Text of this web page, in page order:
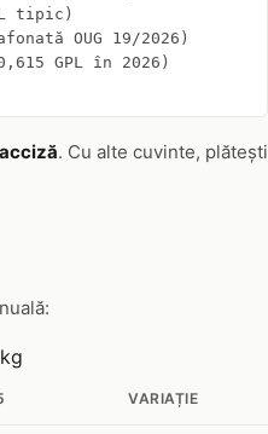
tipic)
OUG 19/2026)
GPL în 2026)
. Cu alte cuvinte, plătești
VARIAȚIE